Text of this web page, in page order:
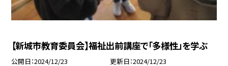
【新城市教育委員会】福祉出前講座で「多様性」を学ぶ
公開日 2024/12/23 更新日 2024/12/23